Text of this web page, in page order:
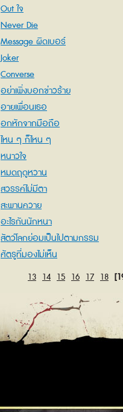
Out ใจ
Never Die
Message ผิดเบอร์
Joker
Converse
อย่าเพิ่งบอกข่าวร้าย
อายเพื่อนเธอ
อกหักจากมือถือ
ไหน ๆ ก็ไหน ๆ
หนาวใจ
หมดฤดูหวาน
สวรรค์ไม่มีตา
สะพานควาย
อะไรกันนักหนา
สัตว์โลกย่อมเป็นไปตามกรรม
ศัตรูที่มองไม่เห็น
13 14 15 16 17 18